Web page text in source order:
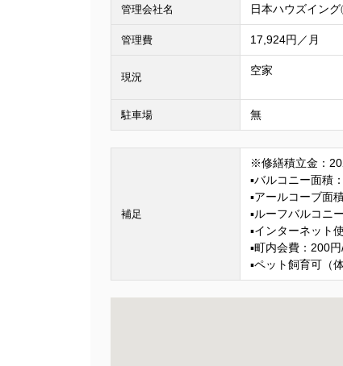
管理会社名 日本ハウズイング
管理費 17,924円／月
現況
空家
駐車場 無
補足
※修繕積立金：
▪バルコニー面積
▪アールコーブ面
▪ルーフバルコニ
▪インターネット
▪町内会費：200円
▪ペット飼育可（